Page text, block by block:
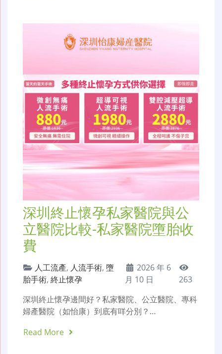
深圳終止懷孕私家醫院與公
立醫院比較-私家醫院墮胎收
費
人工流產, 人流手術, 墮
胎手術, 終止懷孕
2026 年 6
月 10 日
263
深圳終止懷孕邊間好？私家醫院、公立醫院、專科
婦產醫院（如怡康）到底有咩分別？…
Read More